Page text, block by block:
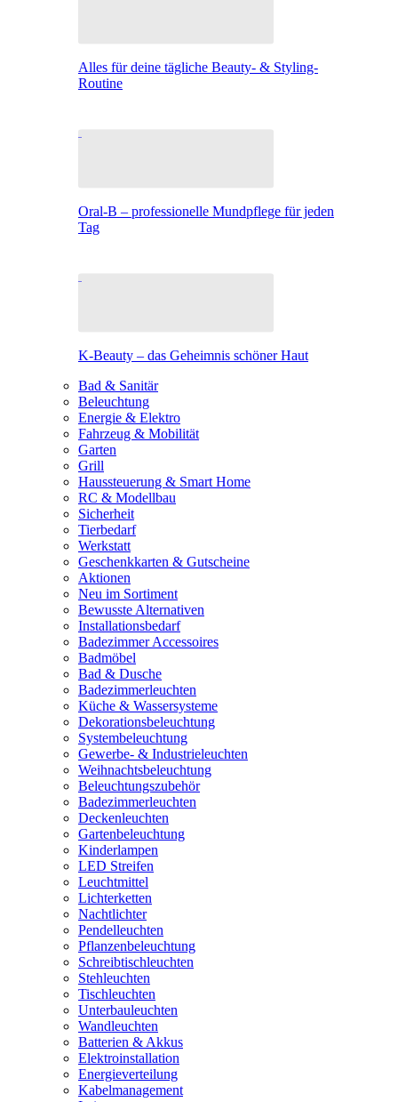
Alles für deine tägliche Beauty- & Styling-
Routine
Oral-B – professionelle Mundpflege für jeden
Tag
K-Beauty – das Geheimnis schöner Haut
Bad & Sanitär
Beleuchtung
Energie & Elektro
Fahrzeug & Mobilität
Garten
Grill
Haussteuerung & Smart Home
RC & Modellbau
Sicherheit
Tierbedarf
Werkstatt
Geschenkkarten & Gutscheine
Aktionen
Neu im Sortiment
Bewusste Alternativen
Installationsbedarf
Badezimmer Accessoires
Badmöbel
Bad & Dusche
Badezimmerleuchten
Küche & Wassersysteme
Dekorationsbeleuchtung
Systembeleuchtung
Gewerbe- & Industrieleuchten
Weihnachtsbeleuchtung
Beleuchtungszubehör
Badezimmerleuchten
Deckenleuchten
Gartenbeleuchtung
Kinderlampen
LED Streifen
Leuchtmittel
Lichterketten
Nachtlichter
Pendelleuchten
Pflanzenbeleuchtung
Schreibtischleuchten
Stehleuchten
Tischleuchten
Unterbauleuchten
Wandleuchten
Batterien & Akkus
Elektroinstallation
Energieverteilung
Kabelmanagement